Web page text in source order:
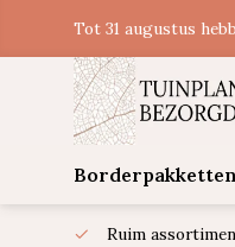
Tot 31 augustus
Borderpakketten
Ruim